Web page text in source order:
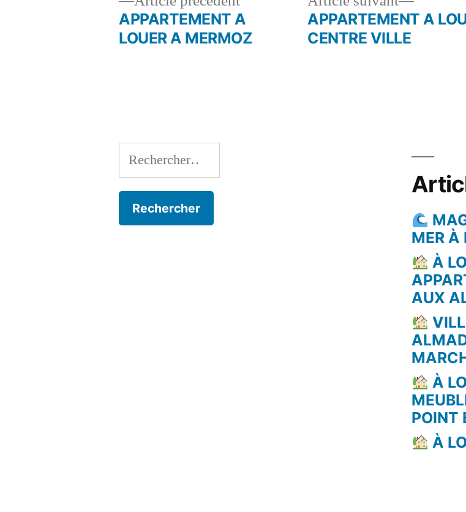
Navigation
précédent :
APPARTEMENT A
LOUER A MERMOZ
suivant
APPARTEMENT A
CENTRE VILLE
Rechercher :
MER À
À
AUX
À
POINT
À